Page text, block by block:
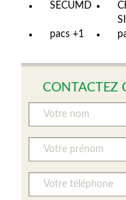
SECUMD
pacs +1
CONTACTEZ